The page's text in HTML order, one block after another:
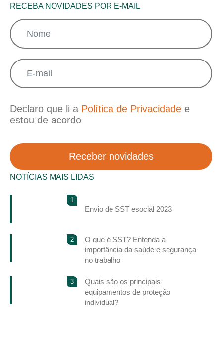
RECEBA NOVIDADES POR E-MAIL
Declaro que li a Política de Privacidade e
estou de acordo
NOTÍCIAS MAIS LIDAS
1
Envio de SST esocial 2023
2
O que é SST? Entenda a
importância da saúde e segurança
no trabalho
3
Quais são os principais
equipamentos de proteção
individual?